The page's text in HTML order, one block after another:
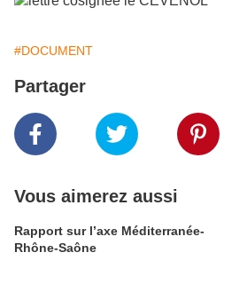
#DOCUMENT
Partager
Vous aimerez aussi
Rapport sur l’axe Méditerranée-
Rhône-Saône